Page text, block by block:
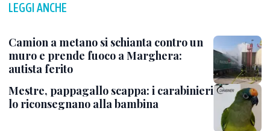
LEGGI ANCHE
Camion a metano si schianta contro un
muro e prende fuoco a Marghera:
autista ferito
Mestre, pappagallo scappa: i carabinieri
lo riconsegnano alla bambina